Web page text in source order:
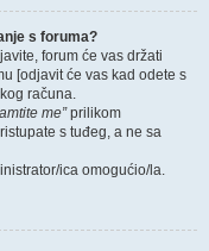
s foruma?
forum će vas držati
[odjavit će vas kad odete s
računa.
me”prilikom
s tuđeg, a ne sa
ica omogućio/la.